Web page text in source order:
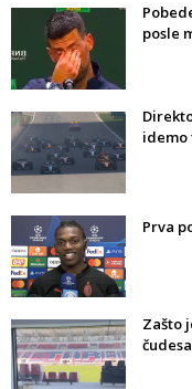
posle
idemo
Prva
Zašto